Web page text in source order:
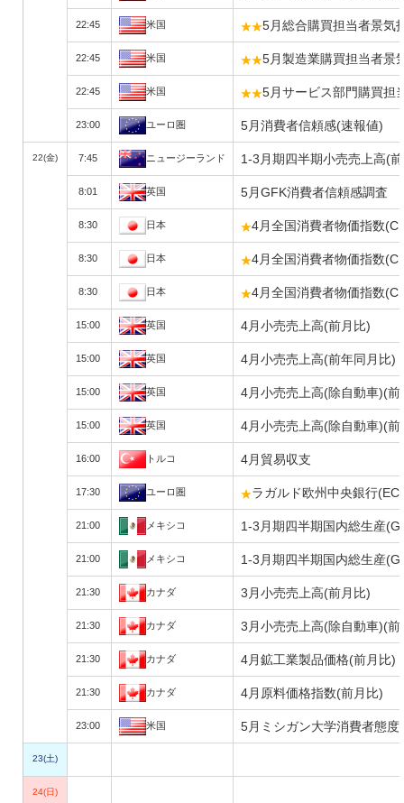
22:45 米国 5月総合購買担当者景気
22:45 米国 5月製造業購買担当者景
22:45 米国 5月サービス部門購買担
23:00 ユーロ圏 5月消費者信頼感(速報値)
22(金) 7:45 ニュージーランド 1-3月期四半期小売売上高(
8:01 英国 5月GFK消費者信頼感調査
8:30 日本 4月全国消費者物価指数
8:30 日本 4月全国消費者物価指数
8:30 日本 4月全国消費者物価指数
15:00 英国 4月小売売上高(前月比)
15:00 英国 4月小売売上高(前年同月比)
15:00 英国 4月小売売上高(除自動車)(
15:00 英国 4月小売売上高(除自動車)(
16:00 トルコ 4月貿易収支
17:30 ユーロ圏 ラガルド欧州中央銀行
21:00 メキシコ 1-3月期四半期国内総生産
21:00 メキシコ 1-3月期四半期国内総生産
21:30 カナダ 3月小売売上高(前月比)
21:30 カナダ 3月小売売上高(除自動車)(
21:30 カナダ 4月鉱工業製品価格(前月比)
21:30 カナダ 4月原料価格指数(前月比)
23:00 米国 5月ミシガン大学消費者態
23(土)
24(日)